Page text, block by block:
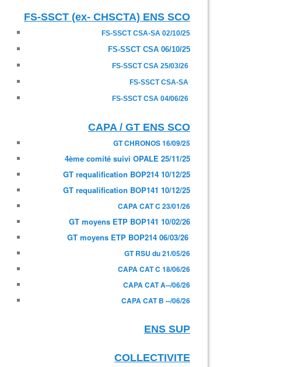
FS-SSCT (ex- CHSCTA) ENS SCO
FS-SSCT CSA-SA 02/10/25
FS-SSCT CSA 06/10/25
FS-SSCT CSA 25/03/26
FS-SSCT CSA-SA
FS-SSCT CSA 04/06/26
CAPA / GT ENS SCO
GT CHRONOS 16/09/25
4ème comité suivi OPALE 25/11/25
GT requalification BOP214 10/12/25
GT requalification BOP141 10/12/25
CAPA CAT C 23/01/26
GT moyens ETP BOP141 10/02/26
GT moyens ETP BOP214 06/03/26
GT RSU du 21/05/26
CAPA CAT C 18/06/26
CAPA CAT A--/06/26
CAPA CAT B --/06/26
ENS SUP
COLLECTIVITE